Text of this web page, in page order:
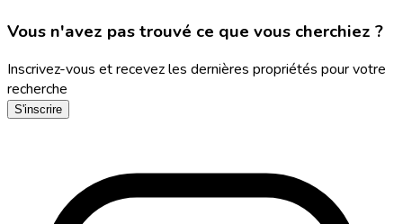
Vous n'avez pas trouvé ce que vous cherchiez ?
Inscrivez-vous et recevez les dernières propriétés pour votre
recherche
S'inscrire